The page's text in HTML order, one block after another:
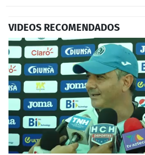
VIDEOS RECOMENDADOS